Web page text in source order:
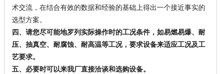
术交流，在结合有效的数据和经验的基础上得出一个接近事实的
选型方案。
四、请您尽可能地罗列实际操作时的工况条件，如易燃易爆、耐
压、抽真空、耐腐蚀、耐高温等工况，要求设备来适应工况及工
艺要求。
五、必要时可以来我厂直接洽谈和选购设备。